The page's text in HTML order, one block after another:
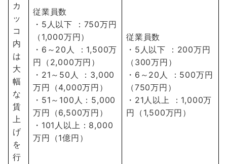
カ
ッ
コ
内
は
大
幅
な
賃
上
げ
を
行
従業員数
・5人以下 ：750万円
（1,000万円）
・6～20人 ：1,500万
円（2,000万円）
・21～50人 ：3,000
万円（4,000万円）
・51～100人：5,000
万円（6,500万円）
・101人以上：8,000
万円（1億円）
従業員数
・5人以下 ：200万円
（300万円）
・6～20人 ：500万円
（750万円）
・21人以上 ：1,000万
円（1,500万円）